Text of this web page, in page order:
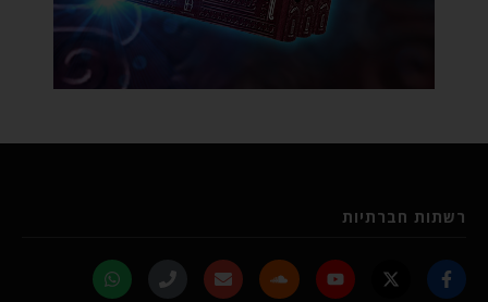
רשתות חברתיות